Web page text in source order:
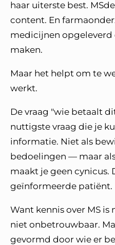
haar uiterste best.
content. En
medicijnen opgeleverd
maken.
Maar het helpt om te
werkt.
De vraag "wie betaalt
nuttigste vraag die je
informatie. Niet als
bedoelingen — maar
maakt je geen cynicus.
geïnformeerde patiënt.
Want kennis over MS is
niet onbetrouwbaar.
gevormd door wie er